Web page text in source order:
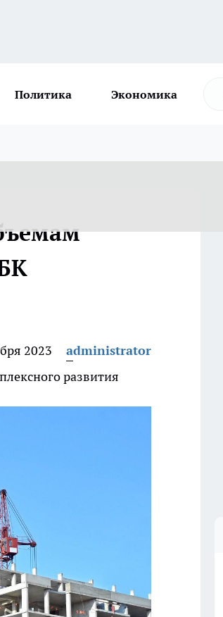
Политика Экономика
2023
administrator
развития